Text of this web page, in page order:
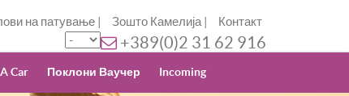
на патување | Зошто Камелија | Контакт
+389(0)2 31 62 916
Car Поклони Ваучер Incoming